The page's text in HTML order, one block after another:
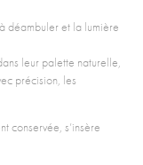
et la lumière
leur palette naturelle,
précision, les
conservée, s’insère